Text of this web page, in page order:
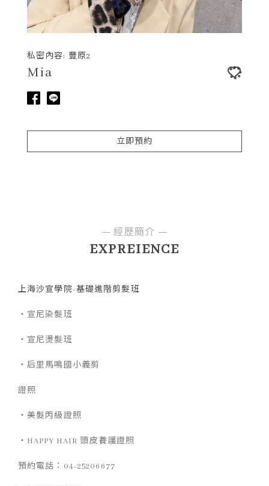
私密內容: 豐原2
Mia
立即預約
EXPREIENCE
經歷簡介
上海沙宣學院-基礎進階剪髮班
‧宣尼染髮班
‧宣尼燙髮班
‧后里馬鳴國小義剪
證照
‧美髮丙級證照
‧HAPPY HAIR 頭皮養護證照
預約電話：04-25206677